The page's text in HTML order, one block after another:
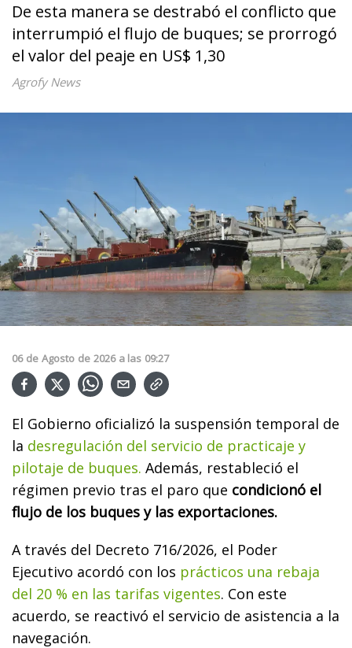
De esta manera se destrabó el conflicto que
interrumpió el flujo de buques; se prorrogó
el valor del peaje en US$ 1,30
Agrofy News
06 de Agosto de 2026 a las 09:27
El Gobierno oficializó la suspensión temporal de
la desregulación del servicio de practicaje y
pilotaje de buques. Además, restableció el
régimen previo tras el paro que condicionó el
flujo de los buques y las exportaciones.
A través del Decreto 716/2026, el Poder
Ejecutivo acordó con los prácticos una rebaja
del 20 % en las tarifas vigentes. Con este
acuerdo, se reactivó el servicio de asistencia a la
navegación.